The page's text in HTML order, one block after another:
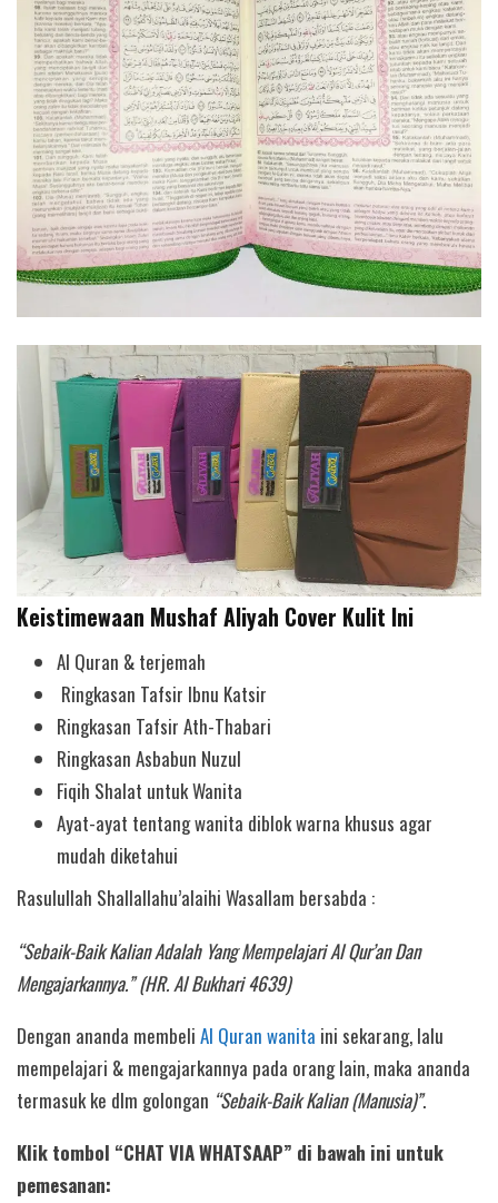
Keistimewaan Mushaf Aliyah Cover Kulit Ini
Al Quran & terjemah
Ringkasan Tafsir Ibnu Katsir
Ringkasan Tafsir Ath-Thabari
Ringkasan Asbabun Nuzul
Fiqih Shalat untuk Wanita
Ayat-ayat tentang wanita diblok warna khusus agar
mudah diketahui
Rasulullah Shallallahu’alaihi Wasallam bersabda :
“Sebaik-Baik Kalian Adalah Yang Mempelajari Al Qur’an Dan
Mengajarkannya.” (HR. Al Bukhari 4639)
Dengan ananda membeli Al Quran wanita ini sekarang, lalu
mempelajari & mengajarkannya pada orang lain, maka ananda
termasuk ke dlm golongan “Sebaik-Baik Kalian (Manusia)”.
Klik tombol “CHAT VIA WHATSAAP” di bawah ini untuk
pemesanan: